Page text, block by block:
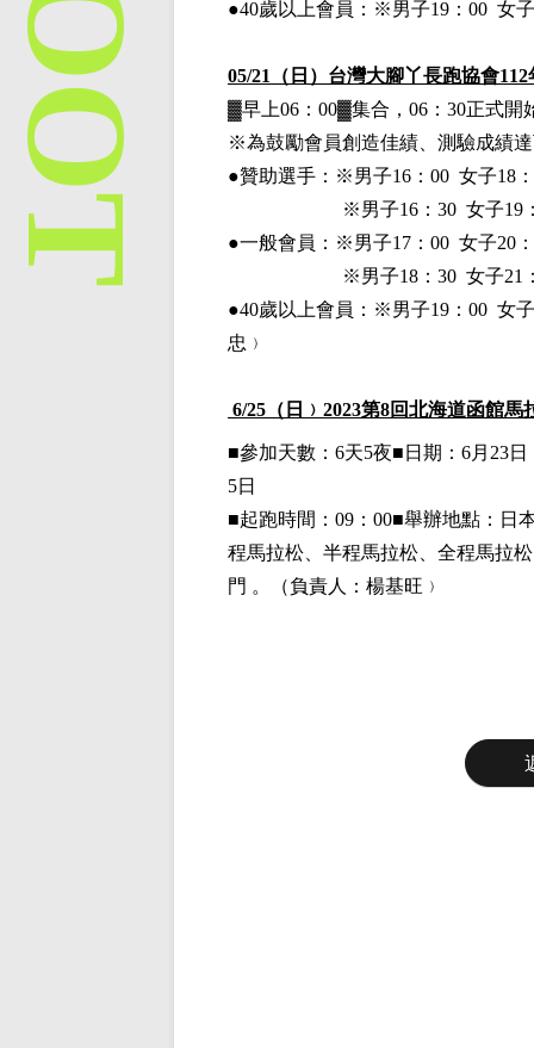
●40歲以上會員：※男子19：00 女
05/21
（日）台灣大腳丫長跑協會
▓早上06：00▓集合，06：30正式
※為鼓勵會員創造佳績、測驗成績
●贊助選手：※男子16：00 女子18
※男子16：30 女子19
●一般會員： ※男子17：00 女子20
※男子18：30 女子21
●40歲以上會員：※男子19：00 女
忠﹚
6/25 （日﹚ 2023第8回北海道函館馬
■參加天數：6天5夜■日期：6月23
5日
■起跑時間：09：00■舉辦地點：日
程馬拉松、半程馬拉松、全程馬拉
門 。
（負責人：楊基旺﹚